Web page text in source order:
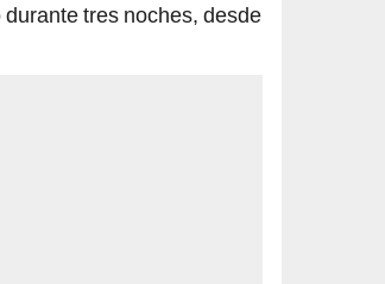
tres noches, desde